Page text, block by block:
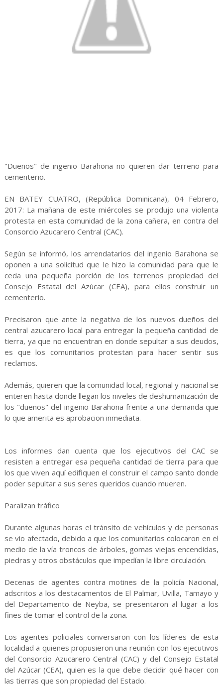
"Dueños" de ingenio Barahona no quieren dar terreno para
cementerio.
EN BATEY CUATRO, (República Dominicana), 04 Febrero,
2017: La mañana de este miércoles se produjo una violenta
protesta en esta comunidad de la zona cañera, en contra del
Consorcio Azucarero Central (CAC).
Según se informó, los arrendatarios del ingenio Barahona se
oponen a una solicitud que le hizo la comunidad para que le
ceda una pequeña porción de los terrenos propiedad del
Consejo Estatal del Azúcar (CEA), para ellos construir un
cementerio.
Precisaron que ante la negativa de los nuevos dueños del
central azucarero local para entregar la pequeña cantidad de
tierra, ya que no encuentran en donde sepultar a sus deudos,
es que los comunitarios protestan para hacer sentir sus
reclamos.
Además, quieren que la comunidad local, regional y nacional se
enteren hasta donde llegan los niveles de deshumanización de
los "dueños" del ingenio Barahona frente a una demanda que
lo que amerita es aprobacion inmediata.
Los informes dan cuenta que los ejecutivos del CAC se
resisten a entregar esa pequeña cantidad de tierra para que
los que viven aquí edifiquen el construir el campo santo donde
poder sepultar a sus seres queridos cuando mueren.
Paralizan tráfico
Durante algunas horas el tránsito de vehículos y de personas
se vio afectado, debido a que los comunitarios colocaron en el
medio de la vía troncos de árboles, gomas viejas encendidas,
piedras y otros obstáculos que impedían la libre circulación.
Decenas de agentes contra motines de la policía Nacional,
adscritos a los destacamentos de El Palmar, Uvilla, Tamayo y
del Departamento de Neyba, se presentaron al lugar a los
fines de tomar el control de la zona.
Los agentes policiales conversaron con los líderes de esta
localidad a quienes propusieron una reunión con los ejecutivos
del Consorcio Azucarero Central (CAC) y del Consejo Estatal
del Azúcar (CEA), quien es la que debe decidir qué hacer con
las tierras que son propiedad del Estado.